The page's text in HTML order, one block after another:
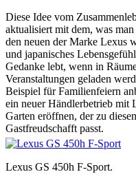
Diese Idee vom
aktualisiert mit dem, was
den neuen der Marke Lexus
und japanisches
Gedanke lebt, wenn in
Veranstaltungen geladen
Beispiel für Familienfeiern
ein neuer Händlerbetrieb mit
Garten eröffnen, der zu
Gastfreudschafft passt.
Lexus GS 450h F-Sport.